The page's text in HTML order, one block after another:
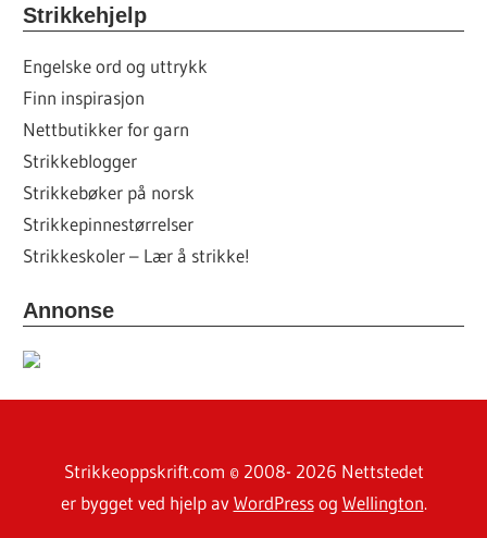
Strikkehjelp
Engelske ord og uttrykk
Finn inspirasjon
Nettbutikker for garn
Strikkeblogger
Strikkebøker på norsk
Strikkepinnestørrelser
Strikkeskoler – Lær å strikke!
Annonse
Strikkeoppskrift.com © 2008- 2026 Nettstedet
er bygget ved hjelp avWordPressog Wellington.